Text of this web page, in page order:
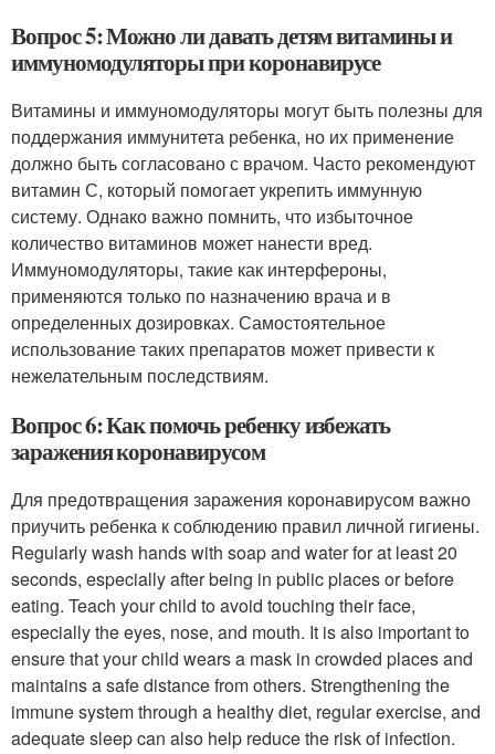
Вопрос 5: Можно ли давать детям витамины и
иммуномодуляторы при коронавирусе
Витамины и иммуномодуляторы могут быть полезны для
поддержания иммунитета ребенка, но их применение
должно быть согласовано с врачом. Часто рекомендуют
витамин С, который помогает укрепить иммунную
систему. Однако важно помнить, что избыточное
количество витаминов может нанести вред.
Иммуномодуляторы, такие как интерфероны,
применяются только по назначению врача и в
определенных дозировках. Самостоятельное
использование таких препаратов может привести к
нежелательным последствиям.
Вопрос 6: Как помочь ребенку избежать
заражения коронавирусом
Для предотвращения заражения коронавирусом важно
приучить ребенка к соблюдению правил личной гигиены.
Regularly wash hands with soap and water for at least 20
seconds, especially after being in public places or before
eating. Teach your child to avoid touching their face,
especially the eyes, nose, and mouth. It is also important to
ensure that your child wears a mask in crowded places and
maintains a safe distance from others. Strengthening the
immune system through a healthy diet, regular exercise, and
adequate sleep can also help reduce the risk of infection.